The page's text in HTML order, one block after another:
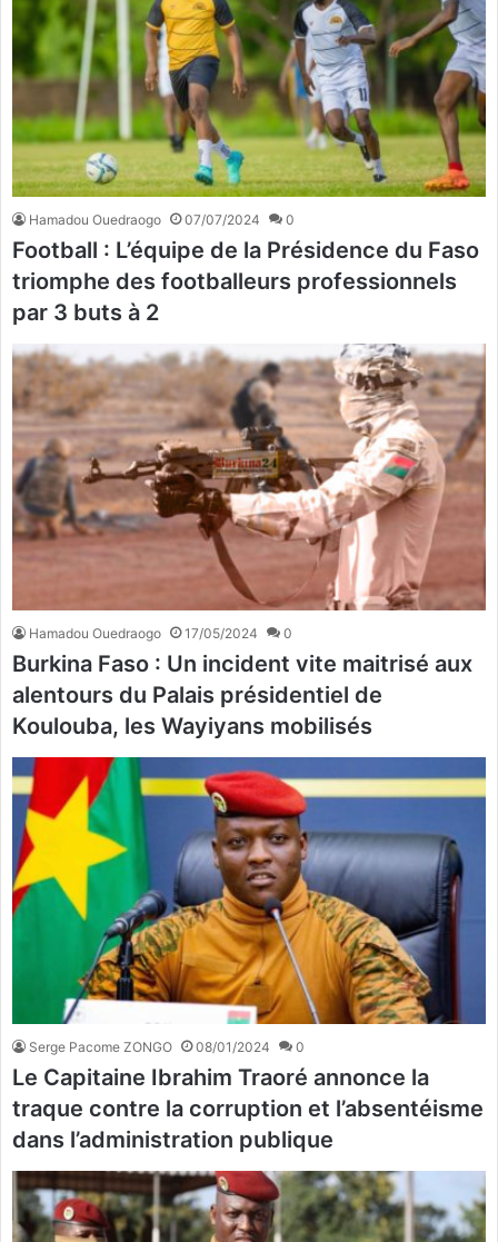
Hamadou Ouedraogo 07/07/2024 0
Football : L’équipe de la Présidence du Faso
triomphe des footballeurs professionnels
par 3 buts à 2
Hamadou Ouedraogo 17/05/2024 0
Burkina Faso : Un incident vite maitrisé aux
alentours du Palais présidentiel de
Koulouba, les Wayiyans mobilisés
Serge Pacome ZONGO 08/01/2024 0
Le Capitaine Ibrahim Traoré annonce la
traque contre la corruption et l’absentéisme
dans l’administration publique